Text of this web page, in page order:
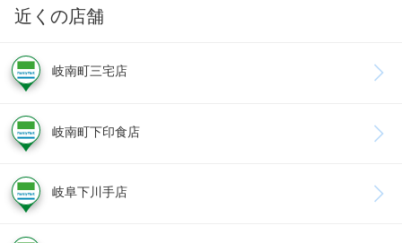
近くの店舗
岐南町三宅店
岐南町下印食店
岐阜下川手店